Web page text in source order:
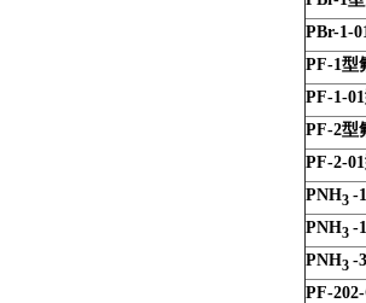
PBr-1-
PF-1型
PF-1-01
PF-2型
PF-2-01
PNH3 -1
PNH3 -
PNH3 -3
PF-